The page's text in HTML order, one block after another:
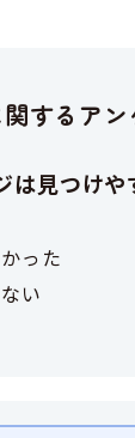
するアン